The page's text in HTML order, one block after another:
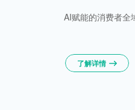
AI赋能的消费者全
了解详情